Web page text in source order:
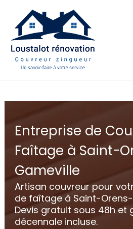
contenu
Entreprise de
Faîtage à Saint-
Gameville
Artisan couvreur pour
de faîtage à Saint-
Devis gratuit sous 48h et
décennale incluse.